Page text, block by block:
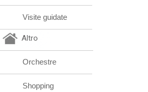
Visite guidate
Altro
Orchestre
Shopping